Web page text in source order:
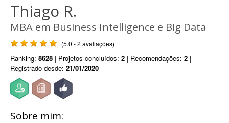
Thiago R.
MBA em Business Intelligence e Big Data
(5.0 - 2 avaliações)
Ranking: 8628 | Projetos concluídos: 2 | Recomendações: 2 |
Registrado desde: 21/01/2020
Sobre mim: